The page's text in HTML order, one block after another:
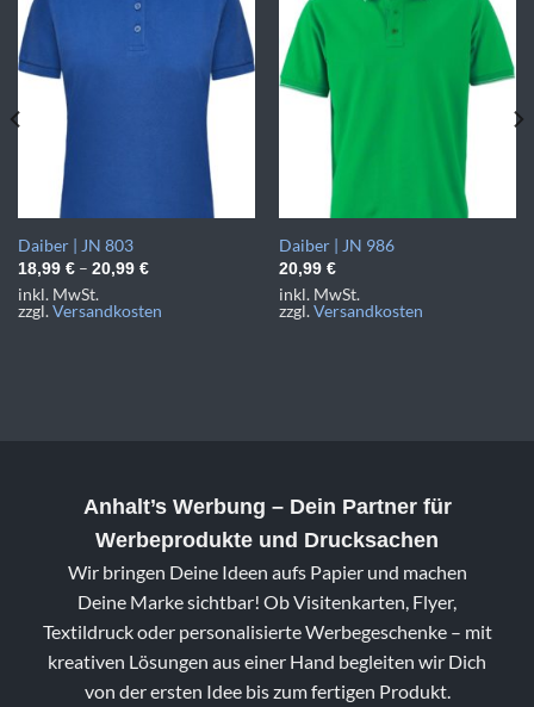
Daiber | JN 803
18,99 €– 20,99 €
inkl. MwSt.
zzgl.Versandkosten
Daiber | JN 986
20,99 €
inkl. MwSt.
zzgl.Versandkosten
Anhalt’s Werbung – Dein Partner für
Werbeprodukte und Drucksachen
Wir bringen Deine Ideen aufs Papier und machen
Deine Marke sichtbar! Ob Visitenkarten, Flyer,
Textildruck oder personalisierte Werbegeschenke – mit
kreativen Lösungen aus einer Hand begleiten wir Dich
von der ersten Idee bis zum fertigen Produkt.